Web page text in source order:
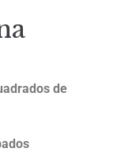
de